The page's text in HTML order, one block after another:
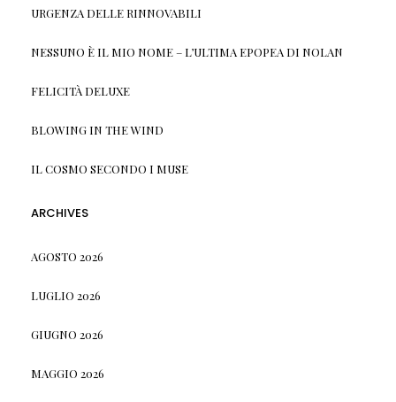
URGENZA DELLE RINNOVABILI
NESSUNO È IL MIO NOME – L’ULTIMA EPOPEA DI NOLAN
FELICITÀ DELUXE
BLOWING IN THE WIND
IL COSMO SECONDO I MUSE
ARCHIVES
AGOSTO 2026
LUGLIO 2026
GIUGNO 2026
MAGGIO 2026